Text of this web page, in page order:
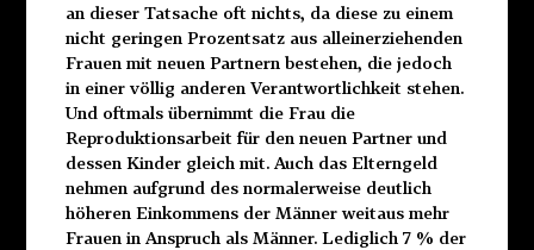
an dieser Tatsache oft nichts, da diese zu einem
nicht geringen Prozentsatz aus alleinerziehenden
Frauen mit neuen Partnern bestehen, die jedoch
in einer völlig anderen Verantwortlichkeit stehen.
Und oftmals übernimmt die Frau die
Reproduktionsarbeit für den neuen Partner und
dessen Kinder gleich mit. Auch das Elterngeld
nehmen aufgrund des normalerweise deutlich
höheren Einkommens der Männer weitaus mehr
Frauen in Anspruch als Männer. Lediglich 7 % der